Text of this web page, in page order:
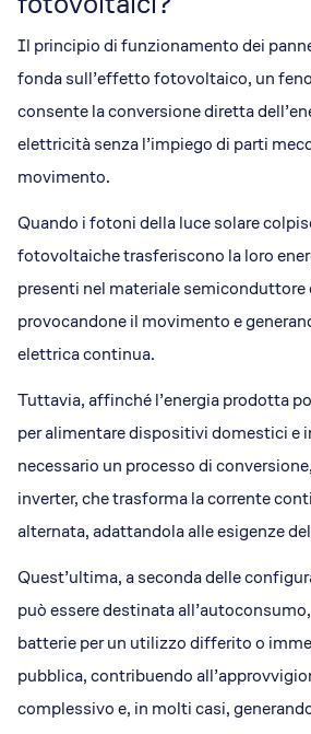
Il principio di funzionamento dei
fonda sull’effetto fotovoltaico, un
consente la conversione diretta
elettricità senza l’impiego di parti
movimento.
Quando i fotoni della luce solare
fotovoltaiche trasferiscono la loro
presenti nel materiale semiconduttore
provocandone il movimento e
elettrica continua.
Tuttavia, affinché l’energia prodotta
per alimentare dispositivi domestici e
necessario un processo di
inverter, che trasforma la corrente
alternata, adattandola alle esigenze
Quest’ultima, a seconda delle
può essere destinata
batterie per un utilizzo differito o
pubblica, contribuendo
complessivo e, in molti casi,